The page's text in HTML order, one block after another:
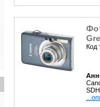
Код